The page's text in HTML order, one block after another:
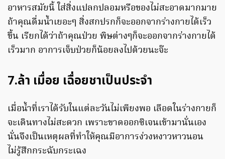
อาหารสมัยนี้ ใส่สิ่งแปลกปลอมหรือของไม่สะอาดมากมาย
ถ้าคุณดื่มน้ำเยอะๆ สิ่งสกปรกก็จะออกจากร่างกายได้เร็ว
ขึ้น เรียกได้ว่าถ้าคุณป่วย พิษต่างๆก็จะออกจากร่างกายได้
เร็วมาก อาการเจ็บป่วยก็น้อยลงไปด้วยนะจ๊ะ
7.ล้า เมื่อย เฉื่อยชาเป็นประจำ
เมื่อน้ำที่เราได้รับในแต่ละวันไม่เพียงพอ เลือดในร่างกายก็
จะเดินทางไม่สะดวก เพราะขาดออกซิเจนเข้ามานั่นเอง
นั่นจึงเป็นเหตุผลที่ทำให้คุณมีอาการง่วงหงาวหาวนอน
ไม่รู้สึกกระฉับกระเฉง